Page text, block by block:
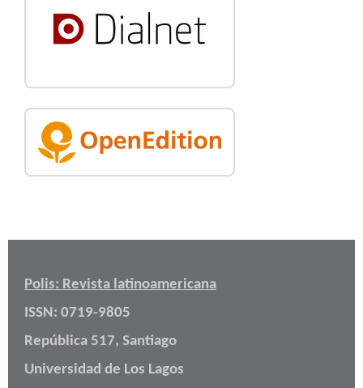
Polis: Revista latinoamericana
ISSN: 0719-9805
República 517, Santiago
Universidad de Los Lagos